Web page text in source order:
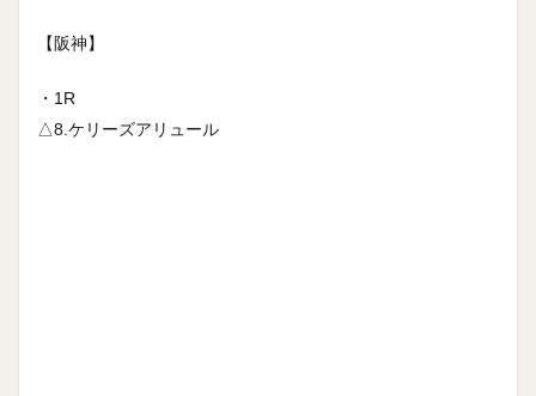
【阪神】
・1R
△8.ケリーズアリュール